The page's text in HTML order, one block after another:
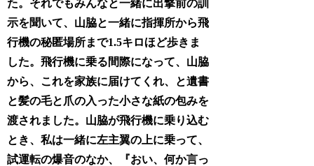
た。それでもみんなと一緒に出撃前の訓
示を聞いて、山脇と一緒に指揮所から飛
行機の秘匿場所まで1.5キロほど歩きま
した。飛行機に乗る間際になって、山脇
から、これを家族に届けてくれ、と遺書
と髪の毛と爪の入った小さな紙の包みを
渡されました。山脇が飛行機に乗り込む
とき、私は一緒に左主翼の上に乗って、
試運転の爆音のなか、『おい、何か言っ